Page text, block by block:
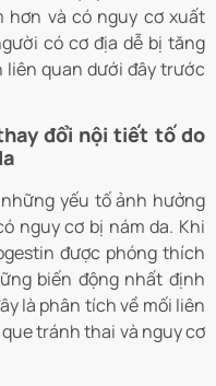
hơn và có nguy cơ xuất
có cơ địa dễ bị tăng
quan dưới đây trước
đổi nội tiết tố do
yếu tố ảnh hưởng
nguy cơ bị nám da. Khi
được phóng thích
biến động nhất định
là phân tích về mối liên
tránh thai và nguy cơ